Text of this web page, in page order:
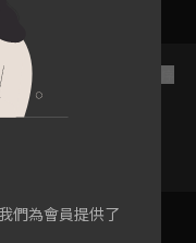
32 33
們為會員提供了